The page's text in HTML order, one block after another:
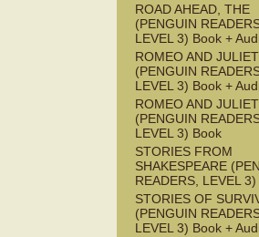
ROAD AHEAD, THE
(PENGUIN
LEVEL 3) Book +
ROMEO AND JULIET
(PENGUIN
LEVEL 3) Book +
ROMEO AND JULIET
(PENGUIN
LEVEL 3) Book
STORIES FROM
SHAKESPEARE
READERS, LEVEL
STORIES OF
(PENGUIN
LEVEL 3) Book +